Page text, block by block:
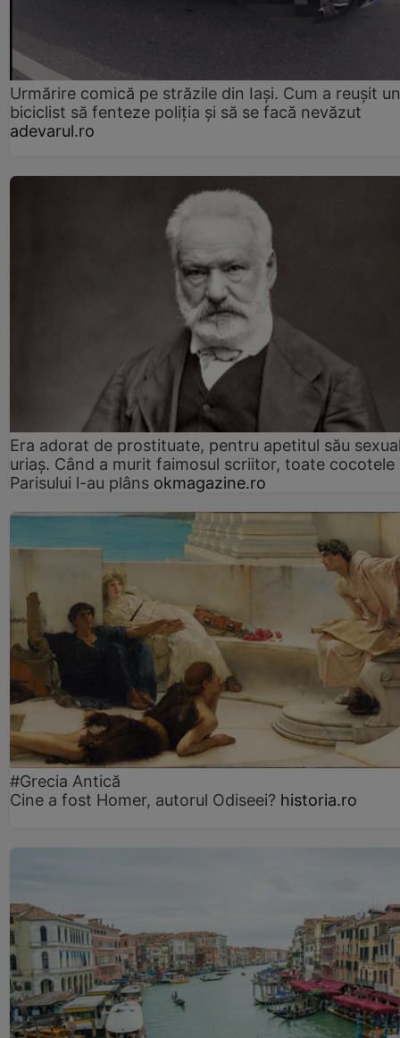
Urmărire comică pe străzile din Iași. Cum a reușit un
biciclist să fenteze poliția și să se facă nevăzut
adevarul.ro
Era adorat de prostituate, pentru apetitul său
uriaș. Când a murit faimosul scriitor, toate cocotele
Parisului l-au plâns okmagazine.ro
#Grecia Antică
Cine a fost Homer, autorul Odiseei? historia.ro